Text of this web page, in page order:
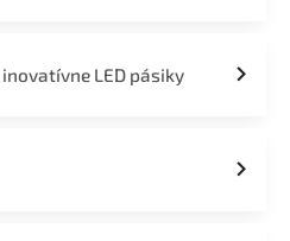
LED pásiky